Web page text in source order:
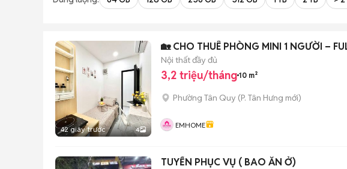
42 giây trước 4
🏡 CHO THUÊ PHÒNG MINI 1 NGƯỜI –
Nội thất đầy đủ
3,2 triệu/tháng 10 m²
Phường Tân Quy (P. Tân Hưng mới)
EMHOME
TUYỂN PHỤC VỤ ( BAO ĂN Ở)